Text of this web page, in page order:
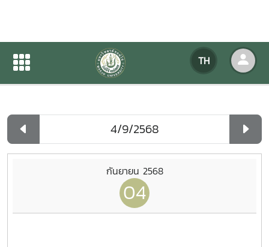
TH
ปฏิทินกิจกรรมของหน่วยงาน
ปฏิทินกิจกรรมของหน่วยงาน
กันยายน 2568
04